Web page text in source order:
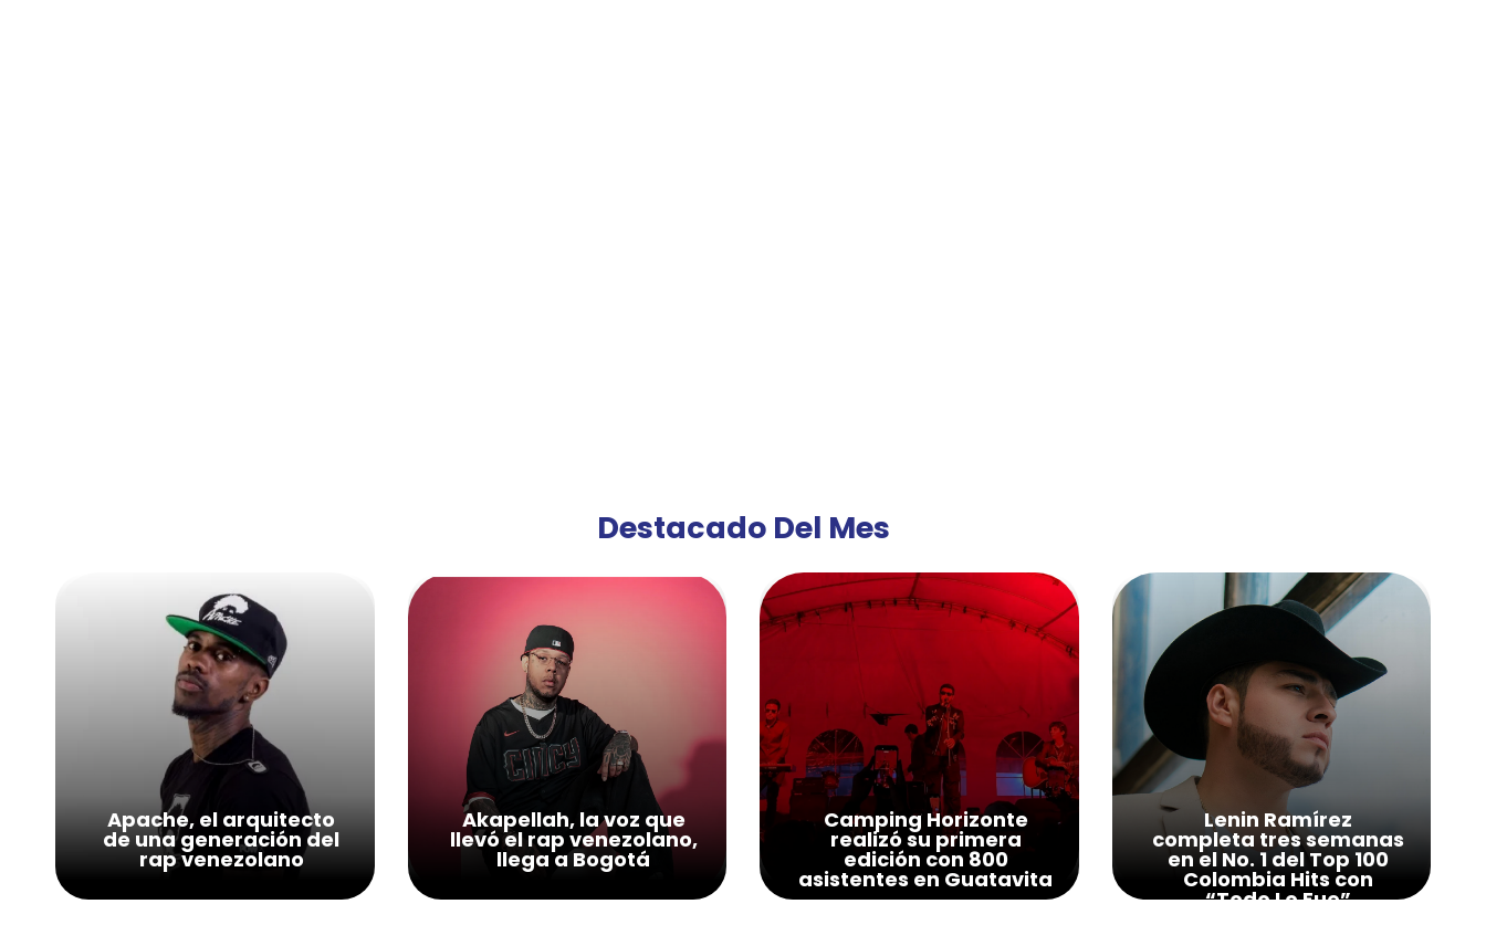
Destacado Del Mes
Apache, el arquitecto
de una generación del
rap venezolano
Akapellah, la voz que
llevó el rap venezolano,
llega a Bogotá
Camping Horizonte
realizó su primera
edición con 800
asistentes en Guatavita
Lenin Ramírez
completa tres semanas
en el No. 1 del Top 100
Colombia Hits con
“Todo Lo Fue”